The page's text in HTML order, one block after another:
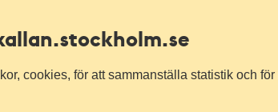
.stockholm.se
cookies, för att sammanställa statistik och